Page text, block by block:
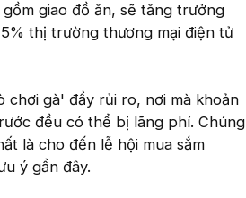
giao đồ ăn, sẽ tăng trưởng
thị trường thương mại điện tử
gà' đầy rủi ro, nơi mà khoản
đều có thể bị lãng phí. Chúng
là cho đến lễ hội mua sắm
ý gần đây.